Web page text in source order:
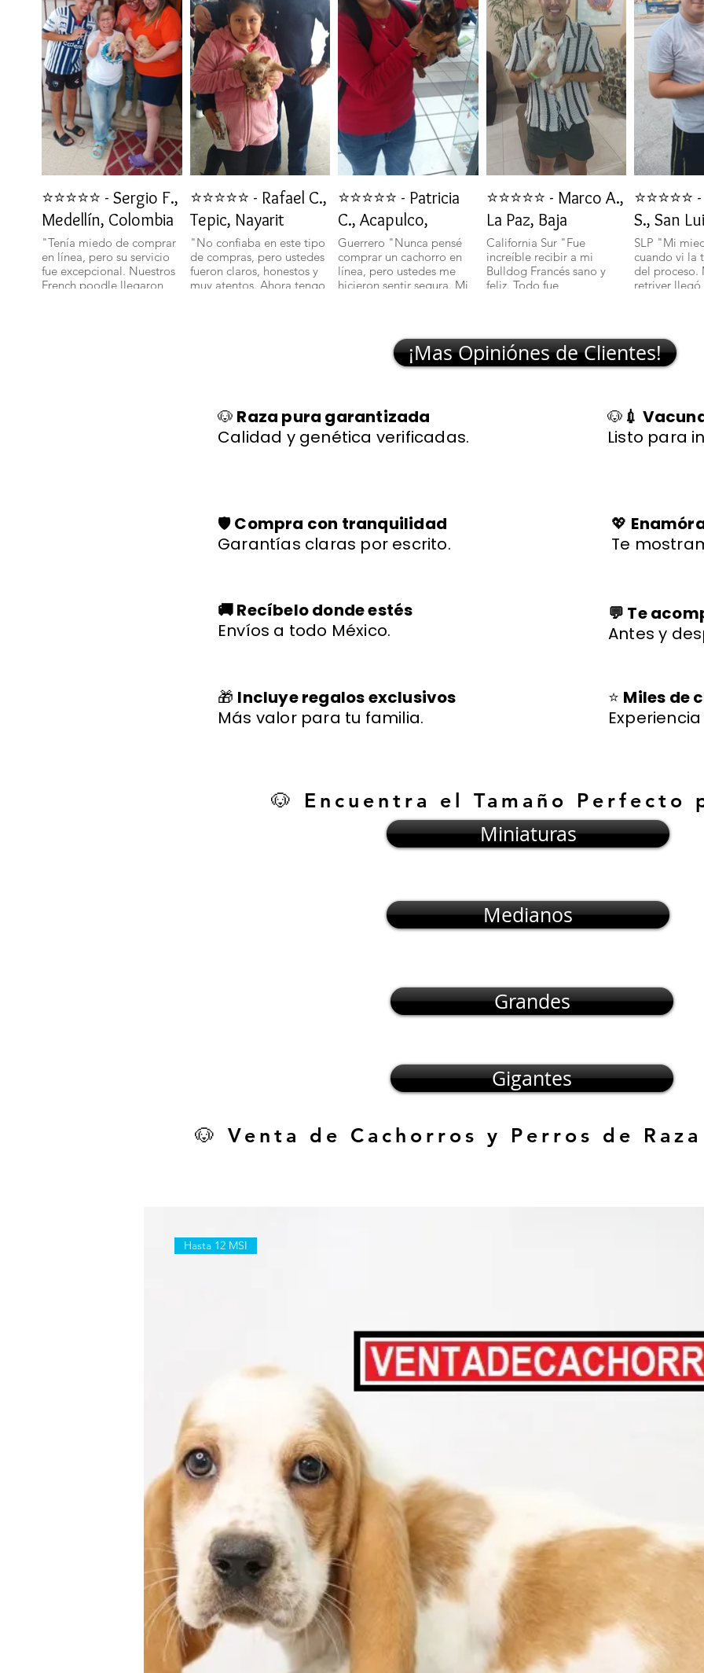
⭐⭐⭐⭐⭐ - Sergio F.,
Medellín, Colombia
"Tenía miedo de comprar
en línea, pero su servicio
fue excepcional. Nuestros
French poodle llegaron
⭐⭐⭐⭐⭐ - Rafael C.,
Tepic, Nayarit
"No confiaba en este tipo
de compras, pero ustedes
fueron claros, honestos y
muy atentos. Ahora tengo
⭐⭐⭐⭐⭐ - Patricia
C., Acapulco,
Guerrero "Nunca pensé
comprar un cachorro en
línea, pero ustedes me
hicieron sentir segura. Mi
⭐⭐⭐⭐⭐ - Marco A.,
La Paz, Baja
California Sur "Fue
increíble recibir a mi
Bulldog Francés sano y
feliz. Todo fue
S., San
SLP "Mi
cuando vi la
del proceso.
retriver llegó
¡Mas Opiniónes de Clientes!
🐶 Raza pura garantizada
Calidad y genética verificadas.
🐶 💉
Listo para
🛡️Compra con tranquilidad
Garantías claras por escrito.
🚚 Recíbelo donde estés
Envíos a todo México.
🎁 Incluye regalos exclusivos
Más valor para tu familia.
💖
Te
💬 Te
Antes y
⭐ Miles de
🐶 Encuentra el Tamaño Perfecto
Miniaturas
Medianos
Grandes
Gigantes
🐶 Venta de Cachorros y Perros de
Hasta 12 MSI